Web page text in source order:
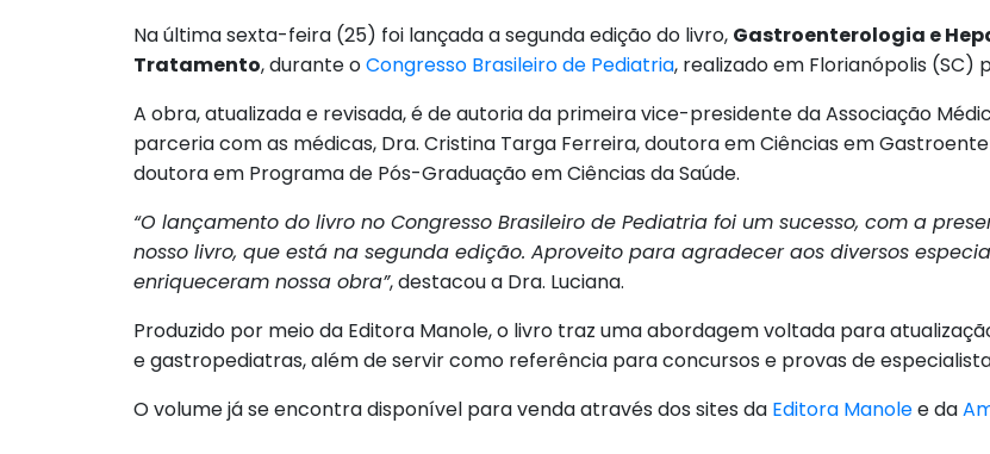
Na última sexta-feira (25) foi lançada a segunda edição do livro, Gastroenterologia e
Tratamento, durante oCongresso Brasileiro de Pediatria, realizado em Florianópolis (SC)
A obra, atualizada e revisada, é de autoria da primeira vice-presidente da Associação
parceria com as médicas, Dra. Cristina Targa Ferreira, doutora em Ciências em
doutora em Programa de Pós-Graduação em Ciências da Saúde.
“O lançamento do livro no Congresso Brasileiro de Pediatria foi um sucesso, com a
nosso livro, que está na segunda edição. Aproveito para agradecer aos diversos
enriqueceram nossa obra”, destacou a Dra. Luciana.
Produzido por meio da Editora Manole, o livro traz uma abordagem voltada para
e gastropediatras, além de servir como referência para concursos e provas de
O volume já se encontra disponível para venda através dos sites da Editora Manolee da